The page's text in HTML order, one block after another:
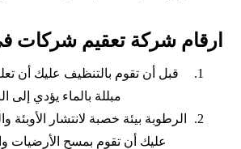
ارقام شركة تعقيم شركات
قبل أن تقوم بالتنظيف عليك أن
مبللة بالماء يؤدي إلى
الرطوبة بيئة خصبة لانتشار
عليك أن تقوم بمسح الأرضيات